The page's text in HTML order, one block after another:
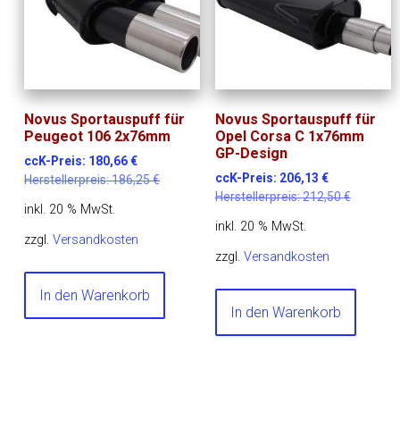
Novus Sportauspuff für
Peugeot 106 2x76mm
ccK-Preis: 180,66€
Herstellerpreis:186,25€
inkl. 20 % MwSt.
zzgl.Versandkosten
In den Warenkorb
Novus Sportauspuff für
Opel Corsa C 1x76mm
GP-Design
ccK-Preis: 206,13 €
Herstellerpreis:212,50€
inkl. 20 % MwSt.
zzgl. Versandkosten
In den Warenkorb